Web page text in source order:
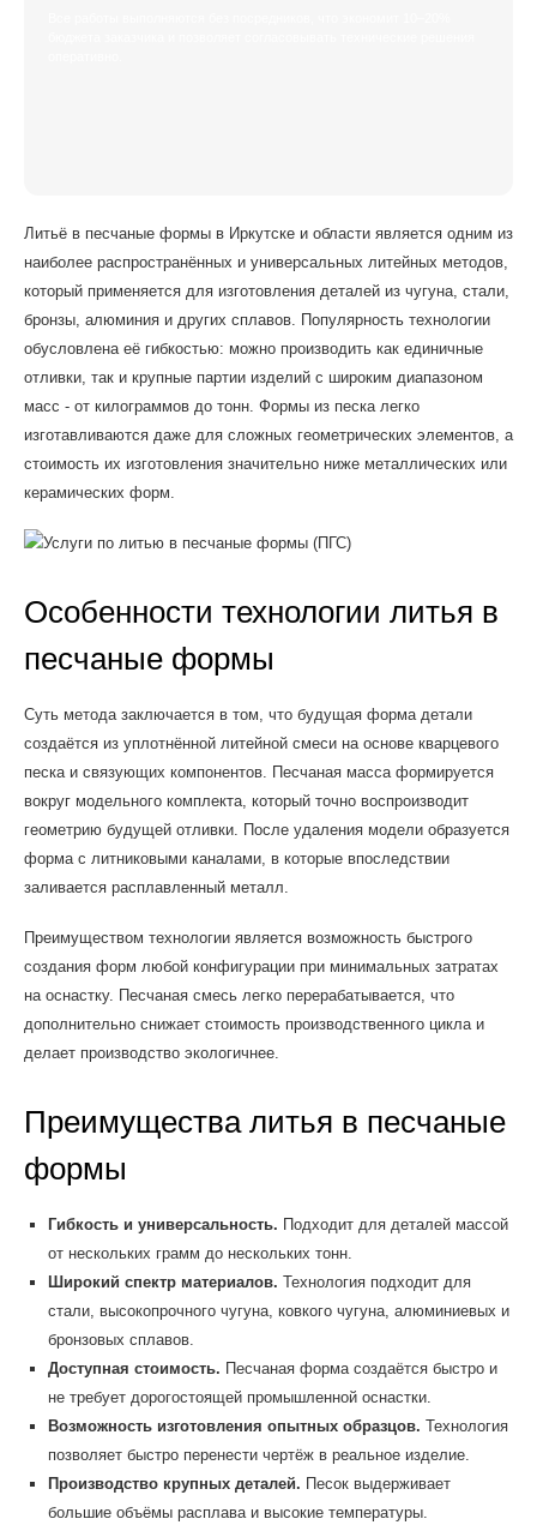
Литьё в песчаные формы в Иркутске и области является одним из
наиболее распространённых и универсальных литейных методов,
который применяется для изготовления деталей из чугуна, стали,
бронзы, алюминия и других сплавов. Популярность технологии
обусловлена её гибкостью: можно производить как единичные
отливки, так и крупные партии изделий с широким диапазоном
масс - от килограммов до тонн. Формы из песка легко
изготавливаются даже для сложных геометрических элементов, а
стоимость их изготовления значительно ниже металлических или
керамических форм.
Особенности технологии литья в
песчаные формы
Суть метода заключается в том, что будущая форма детали
создаётся из уплотнённой литейной смеси на основе кварцевого
песка и связующих компонентов. Песчаная масса формируется
вокруг модельного комплекта, который точно воспроизводит
геометрию будущей отливки. После удаления модели образуется
форма с литниковыми каналами, в которые впоследствии
заливается расплавленный металл.
Преимуществом технологии является возможность быстрого
создания форм любой конфигурации при минимальных затратах
на оснастку. Песчаная смесь легко перерабатывается, что
дополнительно снижает стоимость производственного цикла и
делает производство экологичнее.
Преимущества литья в песчаные
формы
Гибкость и универсальность. Подходит для деталей массой
от нескольких грамм до нескольких тонн.
Широкий спектр материалов. Технология подходит для
стали, высокопрочного чугуна, ковкого чугуна, алюминиевых и
бронзовых сплавов.
Доступная стоимость. Песчаная форма создаётся быстро и
не требует дорогостоящей промышленной оснастки.
Возможность изготовления опытных образцов. Технология
позволяет быстро перенести чертёж в реальное изделие.
Производство крупных деталей. Песок выдерживает
большие объёмы расплава и высокие температуры.